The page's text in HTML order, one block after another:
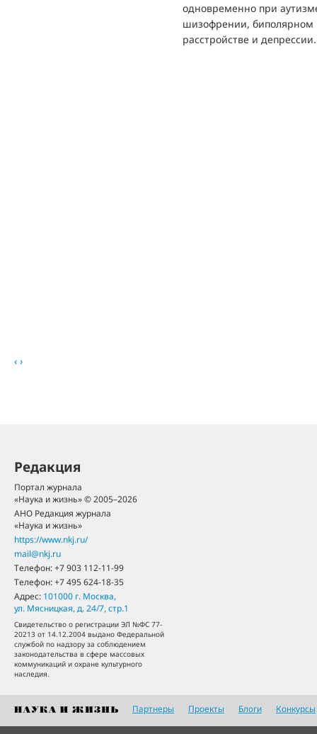
одновременно при
шизофрении, биполярном
расстройстве и депрессии.
‹ ›
Редакция
Портал журнала
«Наука и жизнь» © 2005–2026
АНО Редакция журнала
«Наука и жизнь»
https://www.nkj.ru/
mail@nkj.ru
Телефон:+7 903 112-11-99
Телефон:+7 495 624-18-35
Адрес: 101000 г. Москва,
ул. Мясницкая, д. 24/7, стр.1
Свидетельство о регистрации ЭЛ №ФС 77-
20213 от 14.12.2004 выдано Федеральной
службой по надзору за соблюдением
законодательства в сфере массовых
коммуникаций и охране культурного
наследия.
Партнеры Проекты Блоги Конкурсы